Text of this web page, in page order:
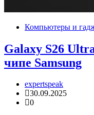
Компьютеры и
Galaxy S26
чипе Samsung
expertspeak
30.09.2025
0